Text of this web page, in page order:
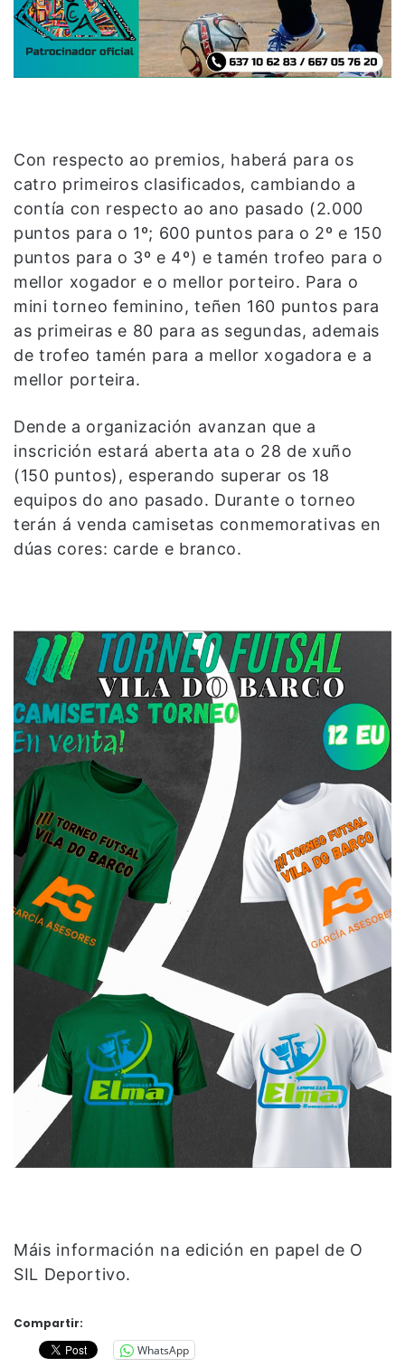
Con respecto ao premios, haberá para os
catro primeiros clasificados, cambiando a
contía con respecto ao ano pasado (2.000
puntos para o 1º; 600 puntos para o 2º e 150
puntos para o 3º e 4º) e tamén trofeo para o
mellor xogador e o mellor porteiro. Para o
mini torneo feminino, teñen 160 puntos para
as primeiras e 80 para as segundas, ademais
de trofeo tamén para a mellor xogadora e a
mellor porteira.
Dende a organización avanzan que a
inscrición estará aberta ata o 28 de xuño
(150 puntos), esperando superar os 18
equipos do ano pasado. Durante o torneo
terán á venda camisetas conmemorativas en
dúas cores: carde e branco.
Máis información na edición en papel de O
SIL Deportivo.
Compartir:
WhatsApp